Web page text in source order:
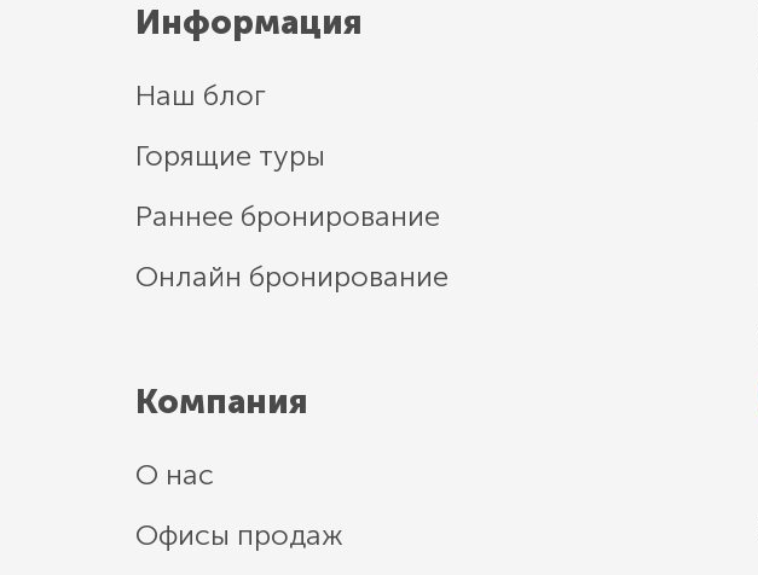
Информация
Наш блог
Горящие туры
Раннее бронирование
Онлайн бронирование
Компания
О нас
Офисы продаж